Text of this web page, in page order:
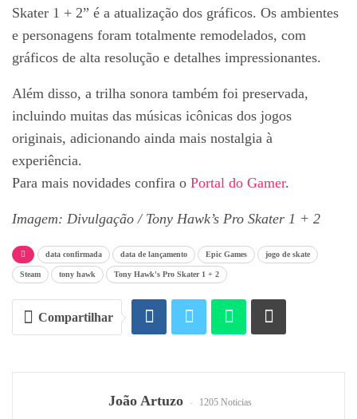
Skater 1 + 2” é a atualização dos gráficos. Os ambientes
e personagens foram totalmente remodelados, com
gráficos de alta resolução e detalhes impressionantes.
Além disso, a trilha sonora também foi preservada,
incluindo muitas das músicas icônicas dos jogos
originais, adicionando ainda mais nostalgia à
experiência.
Para mais novidades confira o Portal do Gamer.
Imagem: Divulgação / Tony Hawk’s Pro Skater 1 + 2
data confirmada data de lançamento Epic Games jogo de skate
Steam tony hawk Tony Hawk's Pro Skater 1 + 2
Compartilhar
João Artuzo 1205 Noticias